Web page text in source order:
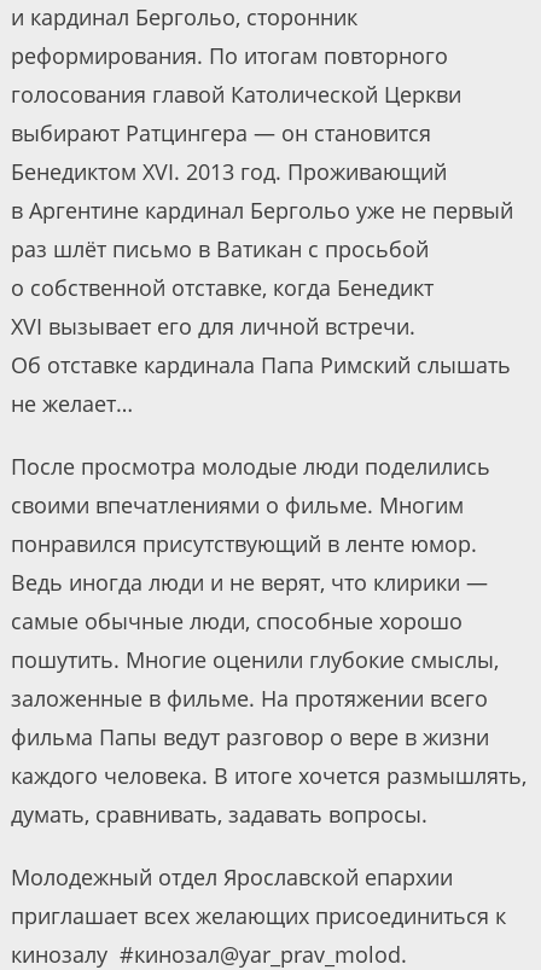
и кардинал Бергольо, сторонник
реформирования. По итогам повторного
голосования главой Католической Церкви
выбирают Ратцингера — он становится
Бенедиктом XVI. 2013 год. Проживающий
в Аргентине кардинал Бергольо уже не первый
раз шлёт письмо в Ватикан с просьбой
о собственной отставке, когда Бенедикт
XVI вызывает его для личной встречи.
Об отставке кардинала Папа Римский слышать
не желает…
После просмотра молодые люди поделились
своими впечатлениями о фильме. Многим
понравился присутствующий в ленте юмор.
Ведь иногда люди и не верят, что клирики —
самые обычные люди, способные хорошо
пошутить. Многие оценили глубокие смыслы,
заложенные в фильме. На протяжении всего
фильма Папы ведут разговор о вере в жизни
каждого человека. В итоге хочется размышлять,
думать, сравнивать, задавать вопросы.
Молодежный отдел Ярославской епархии
приглашает всех желающих присоединиться к
кинозалу #кинозал@yar_prav_molod.